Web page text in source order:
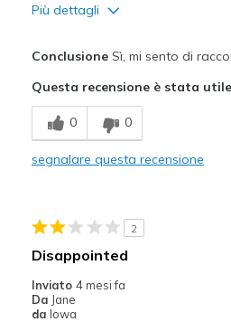
Più dettagli
Comfortable
Stylish
Travel
Width
Sizing
ConclusioneSì, mi sento di
Questa recensione è stata
0 0
segnalare questa recensione
2
Disappointed
Inviato 4 mesi fa
Da Jane
da Iowa